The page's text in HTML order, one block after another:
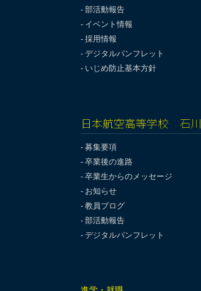
部活動報告
イベント情報
採用情報
デジタルパンフレット
いじめ防止基本方針
日本航空高等学校 石川
募集要項
卒業後の進路
卒業生からのメッセージ
お知らせ
教員ブログ
部活動報告
デジタルパンフレット